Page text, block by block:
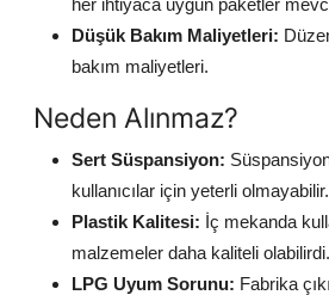
Düşük Bakım Maliyetleri:
bakım maliyetleri.
Neden Alınmaz?
Sert Süspansiyon:
kullanıcılar için yeterli olmayabilir.
Plastik Kalitesi: İç mekanda
malzemeler daha kaliteli olabilirdi.
LPG Uyum Sorunu: Fabrika